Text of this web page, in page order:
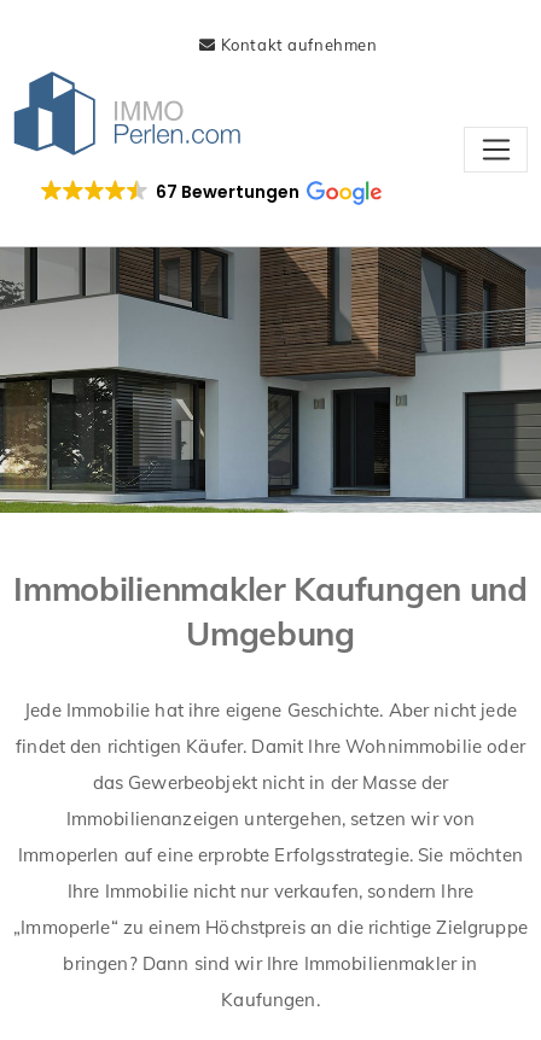
Kontakt aufnehmen
67 Bewertungen
Immobilienmakler Kaufungen und
Umgebung
Jede Immobilie hat ihre eigene Geschichte. Aber nicht jede
findet den richtigen Käufer. Damit Ihre Wohnimmobilie oder
das Gewerbeobjekt nicht in der Masse der
Immobilienanzeigen untergehen, setzen wir von
Immoperlen auf eine erprobte Erfolgsstrategie. Sie möchten
Ihre Immobilie nicht nur verkaufen, sondern Ihre
„Immoperle“ zu einem Höchstpreis an die richtige Zielgruppe
bringen? Dann sind wir Ihre Immobilienmakler in
Kaufungen.